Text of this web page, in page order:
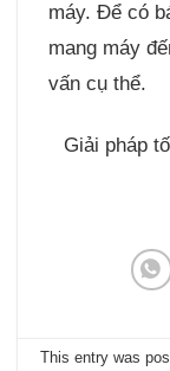
máy. Để có
mang máy
vấn cụ thể.
Giải pháp
This entry was